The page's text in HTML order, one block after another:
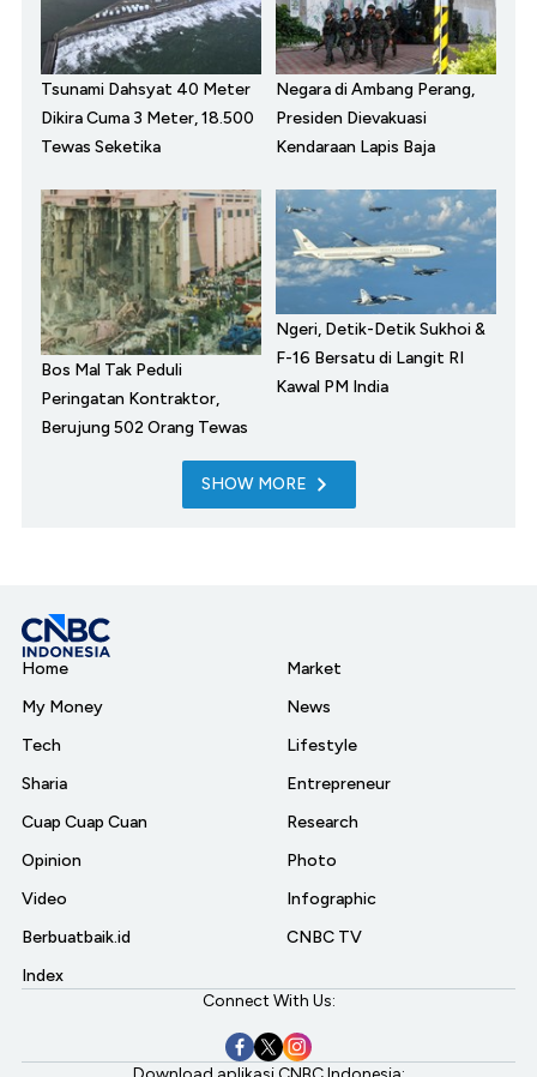
Tsunami Dahsyat 40 Meter
Dikira Cuma 3 Meter, 18.500
Tewas Seketika
Negara di Ambang Perang,
Presiden Dievakuasi
Kendaraan Lapis Baja
Bos Mal Tak Peduli
Peringatan Kontraktor,
Berujung 502 Orang Tewas
Ngeri, Detik-Detik Sukhoi &
F-16 Bersatu di Langit RI
Kawal PM India
SHOW MORE
Home
My Money
Tech
Sharia
Cuap Cuap Cuan
Opinion
Video
Berbuatbaik.id
Index
Market
News
Lifestyle
Entrepreneur
Research
Photo
Infographic
CNBC TV
Connect With Us: